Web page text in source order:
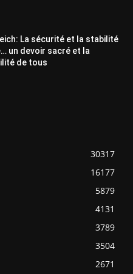
La sécurité et la stabilité
un devoir sacré et la
de tous
30317
16177
5879
4131
3789
3504
2671